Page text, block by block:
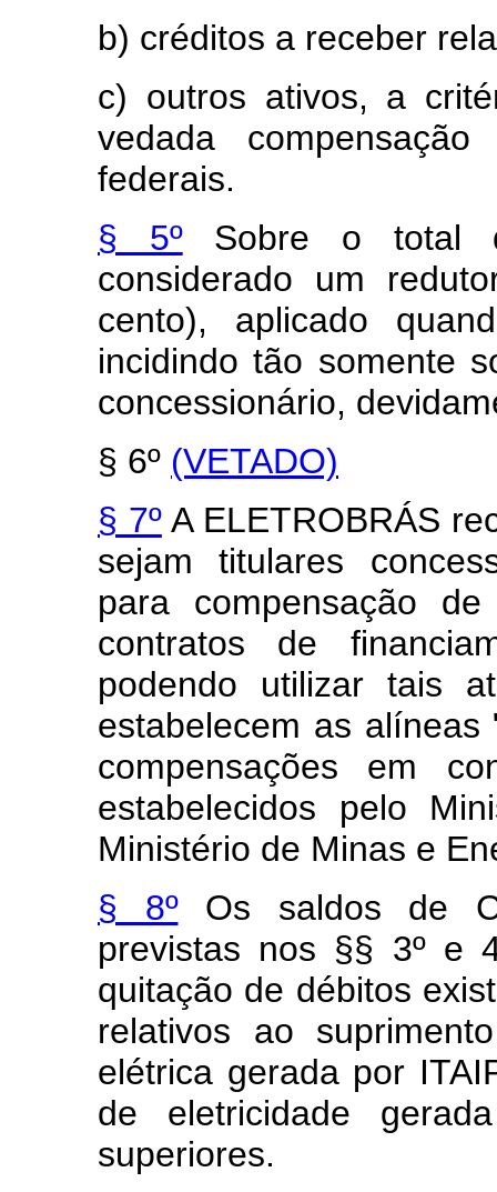
b) créditos a receber
c) outros ativos, a
vedada
federais.
§ 5ºSobre o total
considerado um
cento), aplicado
incidindo tão somente
concessionário,
§ 6º (VETADO)
§ 7ºA ELETROBRÁS
sejam titulares
para compensação
contratos de
podendo utilizar tais
estabelecem as
compensações em
estabelecidos pelo
Ministério de Minas e
§ 8ºOs saldos de
previstas nos §§ 3º e
quitação de débitos
relativos ao
elétrica gerada por
de eletricidade
superiores.